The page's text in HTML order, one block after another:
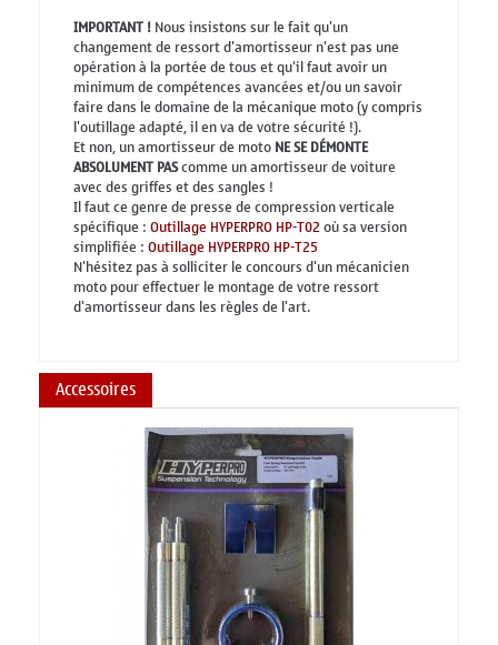
IMPORTANT !Nous insistons sur le fait qu'un
changement de ressort d'amortisseur n'est pas une
opération à la portée de tous et qu'il faut avoir un
minimum de compétences avancées et/ou un savoir
faire dans le domaine de la mécanique moto (y compris
l'outillage adapté, il en va de votre sécurité !).
Et non, un amortisseur de motoNE SE DÉMONTE
ABSOLUMENT PAScomme un amortisseur de voiture
avec des griffes et des sangles !
Il faut ce genre de presse de compression verticale
spécifique :Outillage HYPERPRO HP-T02où sa version
simplifiée :Outillage HYPERPRO HP-T25
N'hésitez pas à solliciter le concours d'un mécanicien
moto pour effectuer le montage de votre ressort
d'amortisseur dans les règles de l'art.
Accessoires